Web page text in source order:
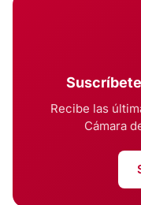
Recibe las
Cámara